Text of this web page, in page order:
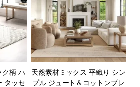
ク柄 ハ
タッセ
天然素材ミックス 平織り シン
プル ジュート＆コットンブレ